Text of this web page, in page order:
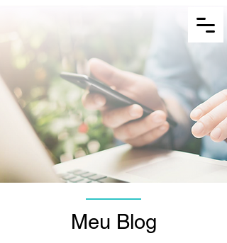
Menu
Converse por Whatsapp
Meu Blog